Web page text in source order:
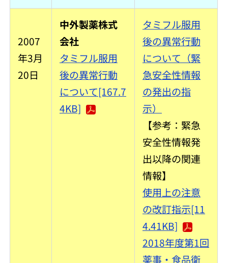
2007
年3月
20日
中外製薬株式
会社
タミフル服用
後の異常行動
について[167.7
4KB]
タミフル服用
後の異常行動
について（緊
急安全性情報
の発出の指
示）
【参考：緊急
安全性情報発
出以降の関連
情報】
使用上の注意
の改訂指示[11
4.41KB]
2018年度第1回
薬事・食品衛